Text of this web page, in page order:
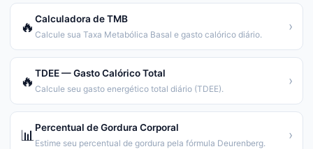
🔥 Calculadora de TMB
Calcule sua Taxa Metabólica Basal e gasto calórico diário.
›
🔥 TDEE — Gasto Calórico Total
Calcule seu gasto energético total diário (TDEE).
›
📊 Percentual de Gordura Corporal
Estime seu percentual de gordura pela fórmula Deurenberg.
›